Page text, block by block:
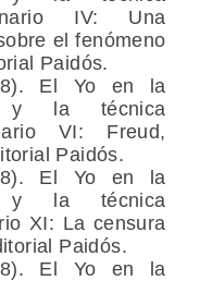
IV: Una
el fenómeno
Paidós.
El Yo en la
y la técnica
VI: Freud,
Paidós.
El Yo en la
y la técnica
XI: La censura
Paidós.
El Yo en la